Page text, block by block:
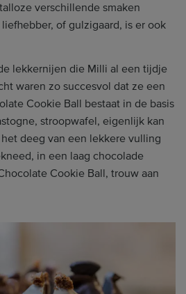
verschillende smaken
of gulzigaard, is er ook
lekkernijen die Milli al een tijdje
waren zo succesvol dat ze een
Cookie Ball bestaat in de basis
stroopwafel, eigenlijk kan
deeg van een lekkere vulling
in een laag chocolade
Cookie Ball, trouw aan